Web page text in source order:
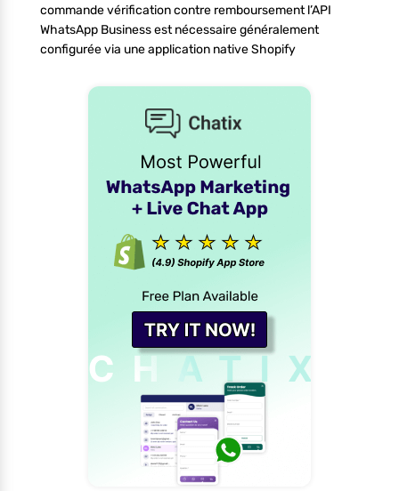
commande vérification contre remboursement l’API
WhatsApp Business est nécessaire généralement
configurée via une application native Shopify